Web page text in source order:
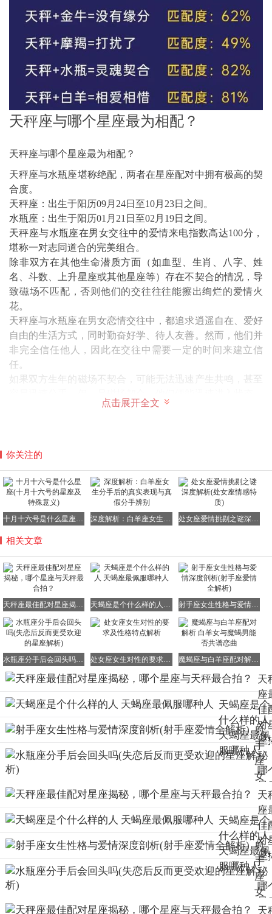
天秤座与哪个星座最为相配？
天秤座与哪个星座最为相配？
天秤座与水瓶座堪称绝配，两者在星座配对中拥有极高的契
合度。
天秤座：出生于阳历09月24日至10月23日之间。
水瓶座：出生于阳历01月21日至02月19日之间。
天秤座与水瓶座在男女交往中的爱情来电指数高达100分，
堪称一对志同道合的完美组合。
除非双方在其他生命潜质方面（如血型、生肖、八字、姓
名、斗数、上升星座或其他星座等）存在不契合的情况，导
致磁场不匹配，否则他们的交往往往能擦出绚烂的爱情火
花。
天秤座与水瓶座在男女恋情交往中，都追求逍遥自在、爱好
自由的生活方式，同时勤奋好学、待人友善。然而，他们并
非完全信任他人，因此在交往中需要一定的时间来建立信
任。
如果双方生年的磁场不契合，可能无法迅速产生共鸣，甚至
能达成共识，拥有相似的观点和看法。
至在某一方遭遇挫折时，另一方也能给予及时的安慰和支
持。
天秤座欣赏水瓶座的坦诚、理解力和独特的分析能力，而水
瓶座则对天秤座的知性变通和高尚冷静赞不绝口。在相互志
趣相投的基础上，他们能够互补对方的弱点，成为一对截长
补短、臭味相投的男女情侣。
值得注意的是，本命太阳星座与本命上升星座在星相学术上
并非全部完整的论述。男女感情是人生中一堂重要的心灵课
业，它的目的在于促进自我成长和进化。
无论友谊、恋情还是亲情，都必须建立在保护自己不被伤害
与不去伤害对方的基础之上。这是我们在探索星座配对时，
不应忽视的重要原则。
徽声在线命理顾问拥有30余年的实务研究经验，为您提供专
业的命理咨询服务。若您对本文内容感到满意，请在有空时
上网给予点选满意度评价。
以上便是关于天秤座与哪个星座最为相配的详细解析，以及
哪些星座与天秤座最为般配的相关内容。希望本文能为您在
探寻星座配对的道路上提供有益的参考和帮助。
点击展开全文
你关注的
十月十六号是什么星座(十月十六号的星座及特殊意义) 深度解析：白羊座女生分手后的真实表现与真假分手辨别 处女座爱情挑剔之谜深度解析(处女座情感特质)
相关文章
天秤座最佳配对星座揭秘，哪个星座与天秤最合拍？ 天蝎座是个什么样的人 天蝎座最佩服哪种人 射手座女生性格与爱情深度剖析(射手座爱情全解析)
水瓶座分手后会回头吗(失恋后反而更受欢迎的星座解析) 处女座女生对性的要求及性格特点解析 魔蝎座与白羊座配对解析 白羊女与魔蝎男能否共谱恋曲
天
座
佳
对
座
秘
哪
星
与
秤
合
拍
天蝎座是个
什么样的人
天蝎座最佩
服哪种人
射
手
座
女
生
性
格
与
爱
情
深
度
天
座
佳
对
座
秘
哪
星
天蝎座是个
什么样的人
天蝎座最佩
服哪种人
射
手
座
女
生
天